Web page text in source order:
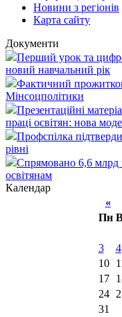
Новини з регіонів
Карта сайту
Документи
Перший урок та
новий навчальний рік
Фактичний
Мінсоцполітики
Презентаційні
праці освітян: нова
Профспілка
рівні
Спрямовано 6,6 млрд
освітянам
Календар
«
Пн
3
4
10
17
24
31